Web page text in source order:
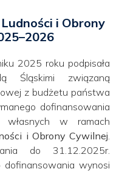
i Obrony
2025 roku podpisała
Śląskimi związaną
z budżetu państwa
dofinansowania
własnych w ramach
i Obrony Cywilnej
do 31.12.2025r.
dofinansowania wynosi